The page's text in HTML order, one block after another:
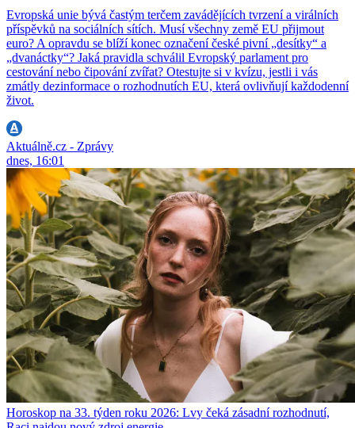
Evropská unie bývá častým terčem zavádějících tvrzení a virálních
příspěvků na sociálních sítích. Musí všechny země EU přijmout
euro? A opravdu se blíží konec označení české pivní „desítky“ a
„dvanáctky“? Jaká pravidla schválil Evropský parlament pro
cestování nebo čipování zvířat? Otestujte si v kvízu, jestli i vás
zmátly dezinformace o rozhodnutích EU, která ovlivňují každodenní
život.
Aktuálně.cz - Zprávy
dnes, 16:01
Horoskop na 33. týden roku 2026: Lvy čeká zásadní rozhodnutí,